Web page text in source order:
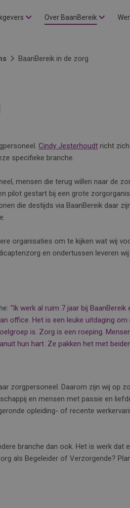
Over BaanBereik
BaanBereik in de zorg
Cindy Jesterhoudt richt zich
specifieke branche.
mensen die terug willen naar de
pilot gestart bij een grote
die destijds via BaanBereik daar
organisaties om te kijken wat wij
en ondertussen leveren
“Ik werk al ruim 7 jaar bij BaanBereik
office. Het is een leuke uitdaging
is. Zorg is een roeping.
hun hart. Ze pakken het met
zorgpersoneel. Daarom zijn wij op
en mensen met passie en
opleiding- of recente
branche dan ook. Het is werk dat
als Begeleider of Verzorgende?